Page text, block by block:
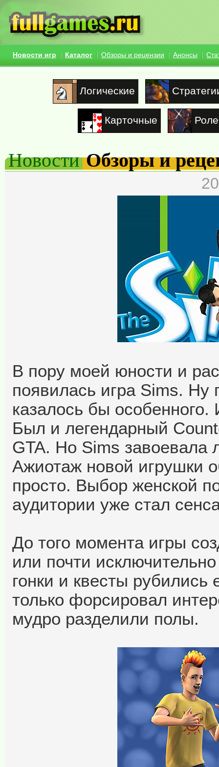
Новости игр Каталог Обзоры и рецензии Анонсы
Логические
Карточные
Новости Обзоры и
В пору моей юности и
появилась игра Sims. Ну
казалось бы
Был и легендарный
GTA. Но Sims завоевала
Ажиотаж новой игрушки
просто. Выбор женской
аудитории уже стал
До того момента игры
или почти
гонки и квесты рубились
только форсировал
мудро разделили полы.